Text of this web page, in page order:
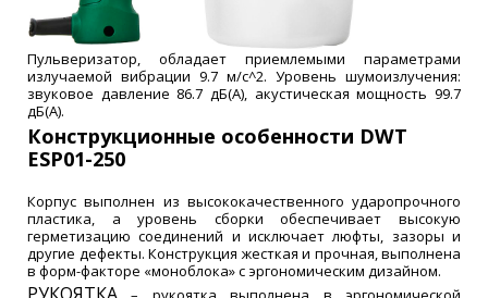
Пульверизатор, обладает приемлемыми параметрами
излучаемой вибрации 9.7 м/с^2. Уровень шумоизлучения:
звуковое давление 86.7 дБ(А), акустическая мощность 99.7
дБ(А).
Конструкционные особенности DWT
ESP01-250
Корпус выполнен из высококачественного ударопрочного
пластика, а уровень сборки обеспечивает высокую
герметизацию соединений и исключает люфты, зазоры и
другие дефекты. Конструкция жесткая и прочная, выполнена
в форм-факторе «моноблока» с эргономическим дизайном.